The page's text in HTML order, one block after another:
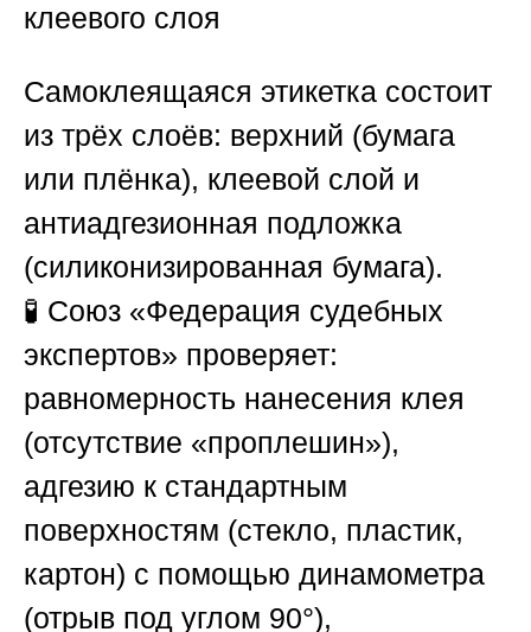
клеевого слоя
Самоклеящаяся этикетка состоит
из трёх слоёв: верхний (бумага
или плёнка), клеевой слой и
антиадгезионная подложка
(силиконизированная бумага).
🧪 Союз «Федерация судебных
экспертов» проверяет:
равномерность нанесения клея
(отсутствие «проплешин»),
адгезию к стандартным
поверхностям (стекло, пластик,
картон) с помощью динамометра
(отрыв под углом 90°),